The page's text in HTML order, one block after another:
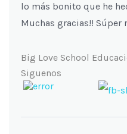
lo más bonito que he
Muchas gracias!! Súper
Big Love School
Siguenos